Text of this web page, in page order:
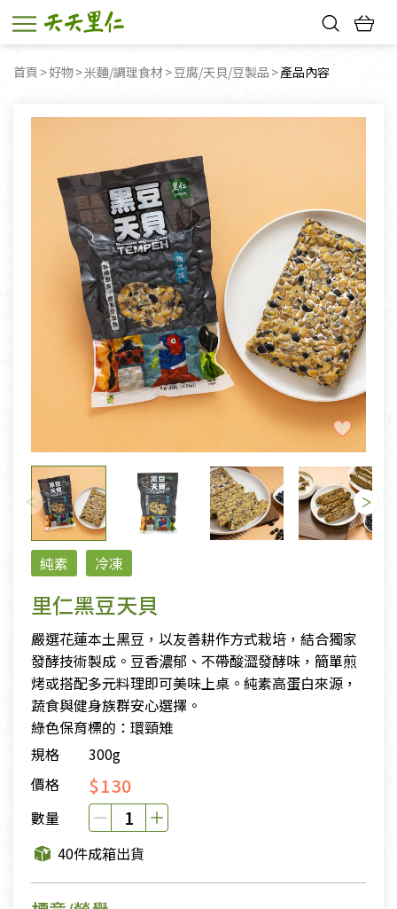
首頁 好物 米麵/調理食材 豆腐/天貝/豆製品 目前頁面：
產品內容
純素 冷凍
里仁黑豆天貝
嚴選花蓮本土黑豆，以友善耕作方式栽培，結合獨家
發酵技術製成。豆香濃郁、不帶酸澀發酵味，簡單煎
烤或搭配多元料理即可美味上桌。純素高蛋白來源，
蔬食與健身族群安心選擇。
綠色保育標的：環頸雉
規格
300g
價格
$130
數量
40件成箱出貨